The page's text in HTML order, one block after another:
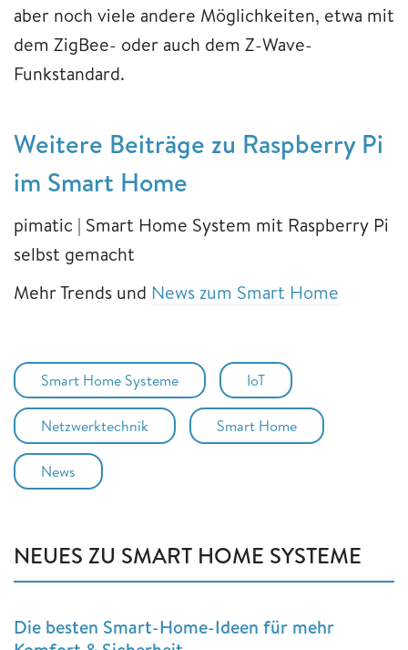
aber noch viele andere Möglichkeiten, etwa mit
dem ZigBee- oder auch dem Z-Wave-
Funkstandard.
Weitere Beiträge zu Raspberry Pi
im Smart Home
pimatic | Smart Home System mit Raspberry Pi
selbst gemacht
Mehr Trends und News zum Smart Home
Smart Home Systeme IoT
Netzwerktechnik Smart Home
News
NEUES ZU SMART HOME SYSTEME
Die besten Smart-Home-Ideen für mehr